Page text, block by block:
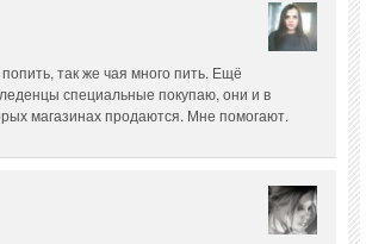
так же чая много пить. Ещё
леденцы специальные покупаю, они и в
магазинах продаются. Мне помогают.